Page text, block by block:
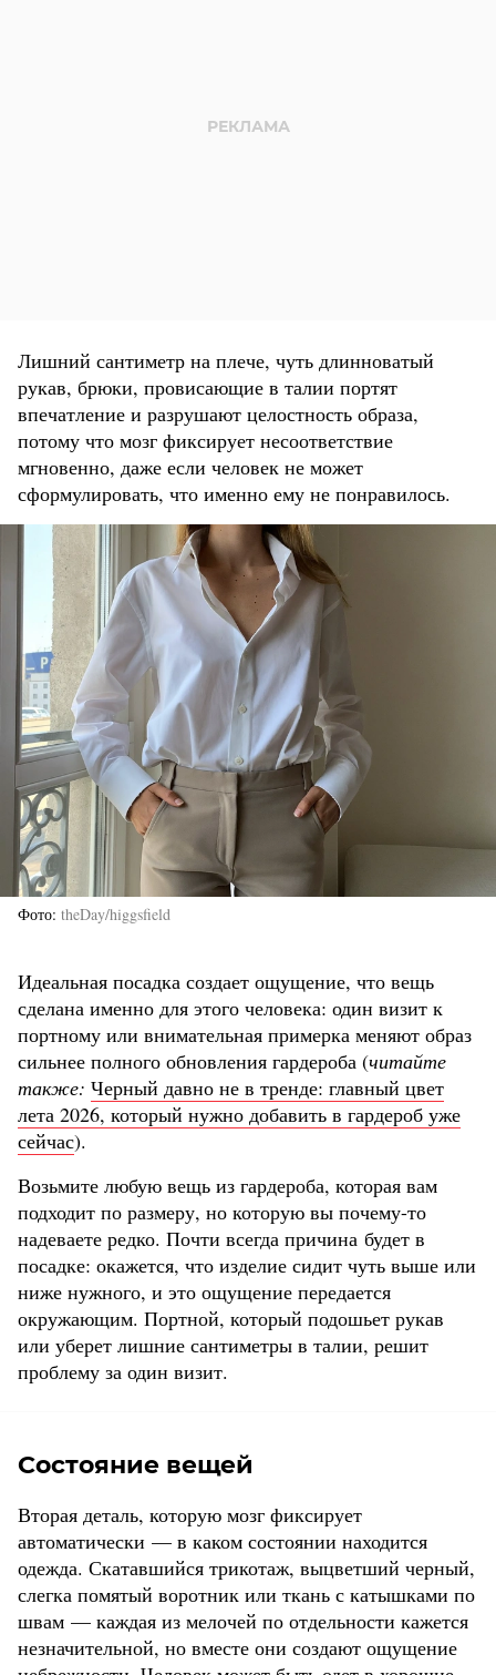
Лишний сантиметр на плече, чуть длинноватый
рукав, брюки, провисающие в талии портят
впечатление и разрушают целостность образа,
потому что мозг фиксирует несоответствие
мгновенно, даже если человек не может
сформулировать, что именно ему не понравилось.
Фото theDay/higgsfield
Идеальная посадка создает ощущение, что вещь
сделана именно для этого человека: один визит к
портному или внимательная примерка меняют образ
сильнее полного обновления гардероба (читайте
также: Черный давно не в тренде: главный цвет
лета 2026, который нужно добавить в гардероб уже
сейчас).
Возьмите любую вещь из гардероба, которая вам
подходит по размеру, но которую вы почему-то
надеваете редко. Почти всегда причина будет в
посадке: окажется, что изделие сидит чуть выше или
ниже нужного, и это ощущение передается
окружающим. Портной, который подошьет рукав
или уберет лишние сантиметры в талии, решит
проблему за один визит.
Состояние вещей
Вторая деталь, которую мозг фиксирует
автоматически — в каком состоянии находится
одежда. Скатавшийся трикотаж, выцветший черный,
слегка помятый воротник или ткань с катышками по
швам — каждая из мелочей по отдельности кажется
незначительной, но вместе они создают ощущение